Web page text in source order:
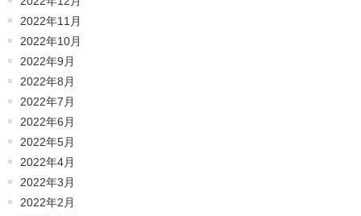
2022年11月
2022年10月
2022年9月
2022年8月
2022年7月
2022年6月
2022年5月
2022年4月
2022年3月
2022年2月